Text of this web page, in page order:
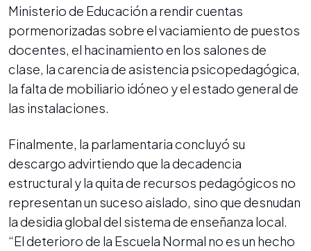
Ministerio de Educación a rendir cuentas
pormenorizadas sobre el vaciamiento de puestos
docentes, el hacinamiento en los salones de
clase, la carencia de asistencia psicopedagógica,
la falta de mobiliario idóneo y el estado general de
las instalaciones.
Finalmente, la parlamentaria concluyó su
descargo advirtiendo que la decadencia
estructural y la quita de recursos pedagógicos no
representan un suceso aislado, sino que desnudan
la desidia global del sistema de enseñanza local.
“El deterioro de la Escuela Normal no es un hecho